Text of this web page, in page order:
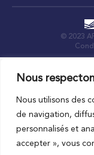
Nous
Nous utilisons des
de navigation,
personnalisés et
accepter », vous
© 2023